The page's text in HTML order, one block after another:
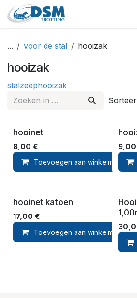
Overslaan naar inhoud
... voor de stal hooizak
hooizak
stalzeephooizak
hooinet
8,00 €
Toevoegen aan winkelmandje
9,00
hooinet katoen
17,00 €
Toevoegen aan winkelmandje